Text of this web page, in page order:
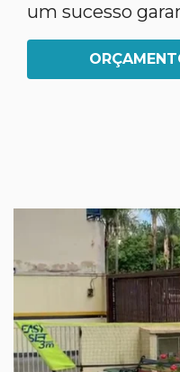
um sucesso